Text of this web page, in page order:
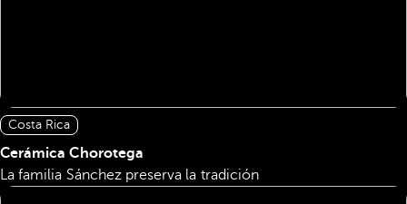
Costa Rica
Cerámica Chorotega
La familia Sánchez preserva la tradición